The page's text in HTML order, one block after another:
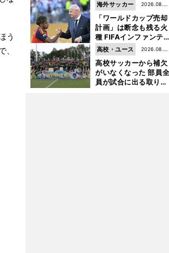
う
、
とは？
「ワールドカップ売却
計画」は断念も残る火
種 FIFAインファンテ
ィーノ会長体制に何が
起きているのか
2026.08.05
更新
海外サッカー
高校サッカーから補欠
がいなくなった 部員全
員が試合に出る取り組
2026.08.05
更新
高校・ユース